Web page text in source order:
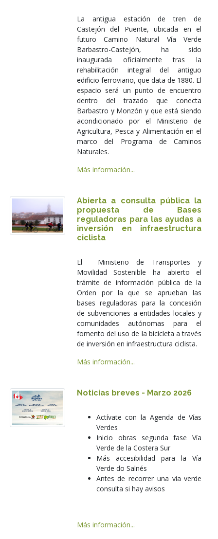
La antigua estación de tren de
Castejón del Puente, ubicada en el
futuro Camino Natural Vía Verde
Barbastro-Castejón, ha sido
inaugurada oficialmente tras la
rehabilitación integral del antiguo
edificio ferroviario, que data de 1880. El
espacio será un punto de encuentro
dentro del trazado que conecta
Barbastro y Monzón y que está siendo
acondicionado por el Ministerio de
Agricultura, Pesca y Alimentación en el
marco del Programa de Caminos
Naturales.
Más información...
Abierta a consulta pública la
propuesta de Bases
reguladoras para las ayudas a
inversión en infraestructura
ciclista
El Ministerio de Transportes y
Movilidad Sostenible ha abierto el
trámite de información pública de la
Orden por la que se aprueban las
bases reguladoras para la concesión
de subvenciones a entidades locales y
comunidades autónomas para el
fomento del uso de la bicicleta a través
de inversión en infraestructura ciclista.
Más información...
Noticias breves - Marzo 2026
Actívate con la Agenda de Vías
Verdes
Inicio obras segunda fase Vía
Verde de la Costera Sur
Más accesibilidad para la Vía
Verde do Salnés
Antes de recorrer una vía verde
consulta si hay avisos
Más información...